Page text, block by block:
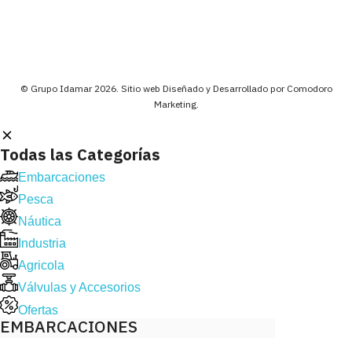
© Grupo Idamar 2026. Sitio web Diseñado y Desarrollado por Comodoro
Marketing.
Todas las Categorías
Embarcaciones
Pesca
Náutica
Industria
Agricola
Válvulas y Accesorios
Ofertas
EMBARCACIONES